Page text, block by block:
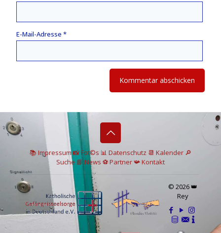
E-Mail-Adresse *
📚 Impressum📸Fot©s 📊 Datenschutz 📆 Kalender 🔎
Suche 📘 News ⚽Partner📯Kontakt
© 2026 👑
Rey